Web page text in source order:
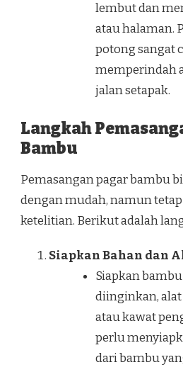
lembut dan
atau halaman.
potong sangat
memperindah
jalan setapak.
Langkah
Bambu
Pemasangan pagar bambu
dengan mudah, namun
ketelitian. Berikut adalah
Siapkan Bahan dan
Siapkan
diinginkan,
atau kawat
perlu
dari bambu